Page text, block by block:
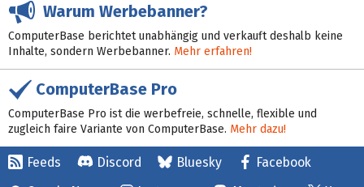
Warum Werbebanner?
ComputerBase berichtet unabhängig und verkauft deshalb keine
Inhalte, sondern Werbebanner. Mehr erfahren!
ComputerBase Pro
ComputerBase Pro ist die werbefreie, schnelle, flexible und
zugleich faire Variante von ComputerBase. Mehr dazu!
Feeds Discord Bluesky
Facebook